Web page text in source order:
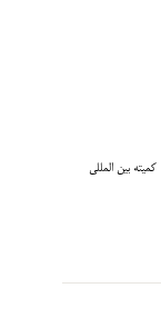
کمیته بین المللی